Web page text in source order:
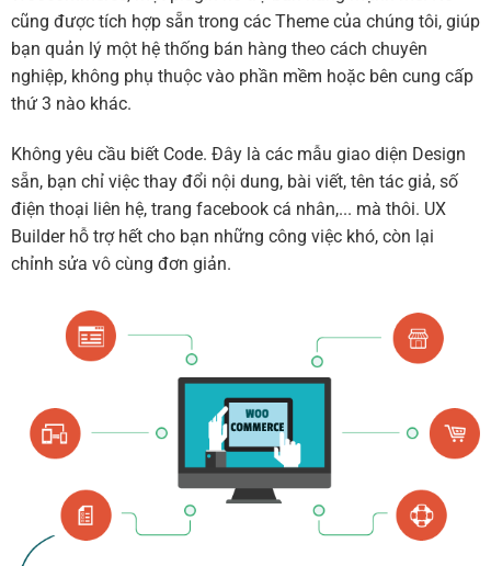
cũng được tích hợp sẵn trong các Theme của chúng tôi, giúp
bạn quản lý một hệ thống bán hàng theo cách chuyên
nghiệp, không phụ thuộc vào phần mềm hoặc bên cung cấp
thứ 3 nào khác.
Không yêu cầu biết Code. Đây là các mẫu giao diện Design
sẵn, bạn chỉ việc thay đổi nội dung, bài viết, tên tác giả, số
điện thoại liên hệ, trang facebook cá nhân,... mà thôi. UX
Builder hỗ trợ hết cho bạn những công việc khó, còn lại
chỉnh sửa vô cùng đơn giản.